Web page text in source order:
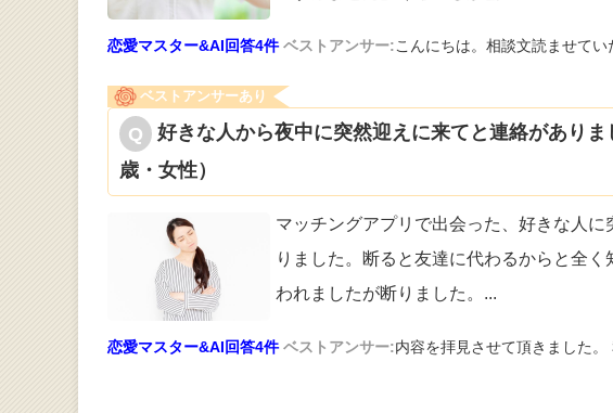
恋愛マスター&AI回答4件 ベストアンサー:こんにちは。相談文読ませてい
ベストアンサーあり
好きな人から夜中に突然迎えに来てと連絡があり
歳・女性）
マッチングアプリで出会った、好きな人
りました。断ると友達に代わるからと全
われましたが断りました。 ...
恋愛マスター&AI回答4件 ベストアンサー:内容を拝見させて頂きました。